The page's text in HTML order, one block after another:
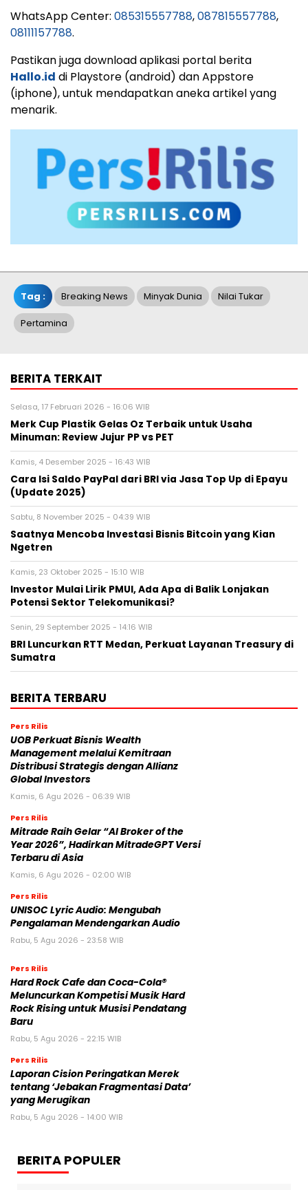
WhatsApp Center: 085315557788,087815557788,
08111157788.
Pastikan juga download aplikasi portal berita
Hallo.id di Playstore (android) dan Appstore
(iphone), untuk mendapatkan aneka artikel yang
menarik.
Tag : Breaking News Minyak Dunia Nilai Tukar
Pertamina
BERITA TERKAIT
Selasa, 17 Februari 2026 - 16:06 WIB
Merk Cup Plastik Gelas Oz Terbaik untuk Usaha
Minuman: Review Jujur PP vs PET
Kamis, 4 Desember 2025 - 16:43 WIB
Cara Isi Saldo PayPal dari BRI via Jasa Top Up di Epayu
(Update 2025)
Sabtu, 8 November 2025 - 04:39 WIB
Saatnya Mencoba Investasi Bisnis Bitcoin yang Kian
Ngetren
Kamis, 23 Oktober 2025 - 15:10 WIB
Investor Mulai Lirik PMUI, Ada Apa di Balik Lonjakan
Potensi Sektor Telekomunikasi?
Senin, 29 September 2025 - 14:16 WIB
BRI Luncurkan RTT Medan, Perkuat Layanan Treasury di
Sumatra
BERITA TERBARU
Pers Rilis
UOB Perkuat Bisnis Wealth
Management melalui Kemitraan
Distribusi Strategis dengan Allianz
Global Investors
Kamis, 6 Agu 2026 - 06:39 WIB
Pers Rilis
Mitrade Raih Gelar “AI Broker of the
Year 2026”, Hadirkan MitradeGPT Versi
Terbaru di Asia
Kamis, 6 Agu 2026 - 02:00 WIB
Pers Rilis
UNISOC Lyric Audio: Mengubah
Pengalaman Mendengarkan Audio
Rabu, 5 Agu 2026 - 23:58 WIB
Pers Rilis
Hard Rock Cafe dan Coca-Cola®
Meluncurkan Kompetisi Musik Hard
Rock Rising untuk Musisi Pendatang
Baru
Rabu, 5 Agu 2026 - 22:15 WIB
Pers Rilis
Laporan Cision Peringatkan Merek
tentang ‘Jebakan Fragmentasi Data’
yang Merugikan
Rabu, 5 Agu 2026 - 14:00 WIB
BERITA POPULER